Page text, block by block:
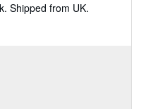
Shipped from UK.